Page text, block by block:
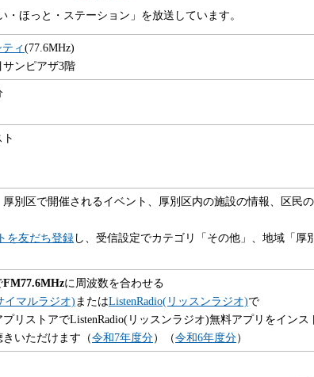
ほっと・ステーション」を放送しています。
ィ(77.6MHz)
ンピアザ3階
別区で開催されるイベント、厚別区内の施設の情報、区民
を友だち登録し、受信設定でカテゴリ「その他」、地域「
FM77.6MHzに周波数を合わせる
イマルラジオ) またはListenRadio(リッスンラジオ)で
プリストアでListenRadio(リッスンラジオ)無料アプリをインス
いただけます（令和7年度分）（令和6年度分）